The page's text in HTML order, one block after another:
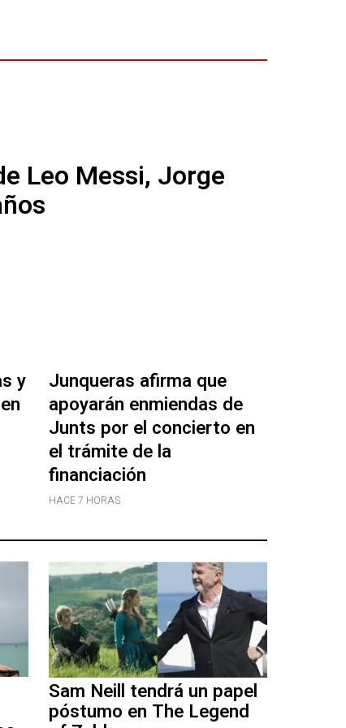
Leo Messi, Jorge
y
Junqueras afirma que
apoyarán enmiendas de
Junts por el concierto en
el trámite de la
financiación
HACE 7 HORAS
Sam Neill tendrá un papel
póstumo en The Legend